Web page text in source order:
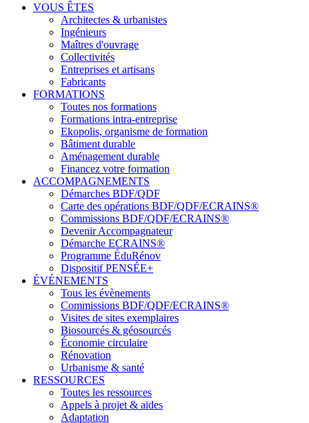
VOUS ÊTES
Architectes & urbanistes
Ingénieurs
Maîtres d'ouvrage
Collectivités
Entreprises et artisans
Fabricants
FORMATIONS
Toutes nos formations
Formations intra-entreprise
Ekopolis, organisme de formation
Bâtiment durable
Aménagement durable
Financez votre formation
ACCOMPAGNEMENTS
Démarches BDF/QDF
Carte des opérations BDF/QDF/ECRAINS®
Commissions BDF/QDF/ECRAINS®
Devenir Accompagnateur
Démarche ECRAINS®
Programme ÉduRénov
Dispositif PENSÉE+
ÉVÉNEMENTS
Tous les évènements
Commissions BDF/QDF/ECRAINS®
Visites de sites exemplaires
Biosourcés & géosourcés
Économie circulaire
Rénovation
Urbanisme & santé
RESSOURCES
Toutes les ressources
Appels à projet & aides
Adaptation